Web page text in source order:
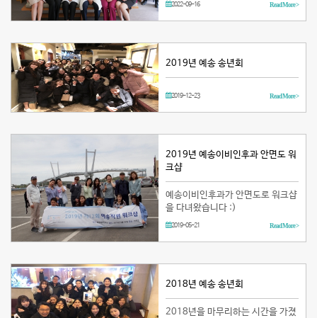
2022-09-16 Read More >
2019년 예송 송년회
2019-12-23 Read More >
2019년 예송이비인후과 안면도 워
크샵
예송이비인후과가 안면도로 워크샵
을 다녀왔습니다 :)
2019-05-21 Read More >
2018년 예송 송년회
2018년을 마무리하는 시간을 가졌